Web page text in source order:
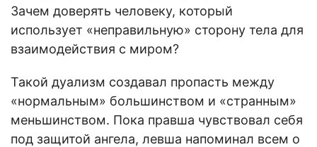
Зачем доверять человеку, который
использует «неправильную» сторону тела для
взаимодействия с миром?
Такой дуализм создавал пропасть между
«нормальным» большинством и «странным»
меньшинством. Пока правша чувствовал себя
под защитой ангела, левша напоминал всем о